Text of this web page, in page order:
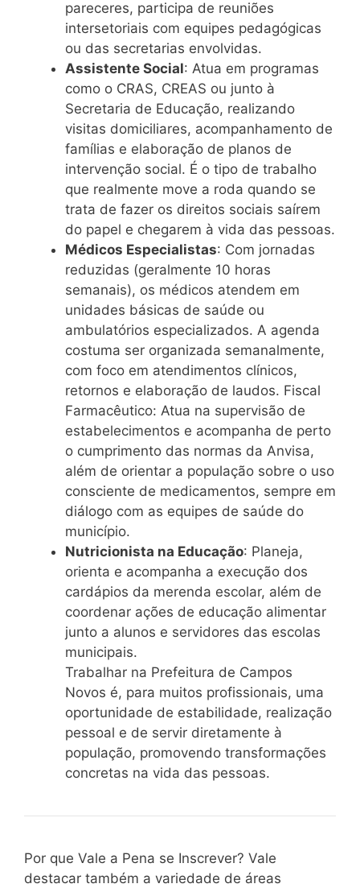
pareceres, participa de reuniões
intersetoriais com equipes pedagógicas
ou das secretarias envolvidas.
Assistente Social: Atua em programas
como o CRAS, CREAS ou junto à
Secretaria de Educação, realizando
visitas domiciliares, acompanhamento de
famílias e elaboração de planos de
intervenção social. É o tipo de trabalho
que realmente move a roda quando se
trata de fazer os direitos sociais saírem
do papel e chegarem à vida das pessoas.
Médicos Especialistas: Com jornadas
reduzidas (geralmente 10 horas
semanais), os médicos atendem em
unidades básicas de saúde ou
ambulatórios especializados. A agenda
costuma ser organizada semanalmente,
com foco em atendimentos clínicos,
retornos e elaboração de laudos. Fiscal
Farmacêutico: Atua na supervisão de
estabelecimentos e acompanha de perto
o cumprimento das normas da Anvisa,
além de orientar a população sobre o uso
consciente de medicamentos, sempre em
diálogo com as equipes de saúde do
município.
Nutricionista na Educação: Planeja,
orienta e acompanha a execução dos
cardápios da merenda escolar, além de
coordenar ações de educação alimentar
junto a alunos e servidores das escolas
municipais.
Trabalhar na Prefeitura de Campos
Novos é, para muitos profissionais, uma
oportunidade de estabilidade, realização
pessoal e de servir diretamente à
população, promovendo transformações
concretas na vida das pessoas.
Por que Vale a Pena se Inscrever? Vale
destacar também a variedade de áreas